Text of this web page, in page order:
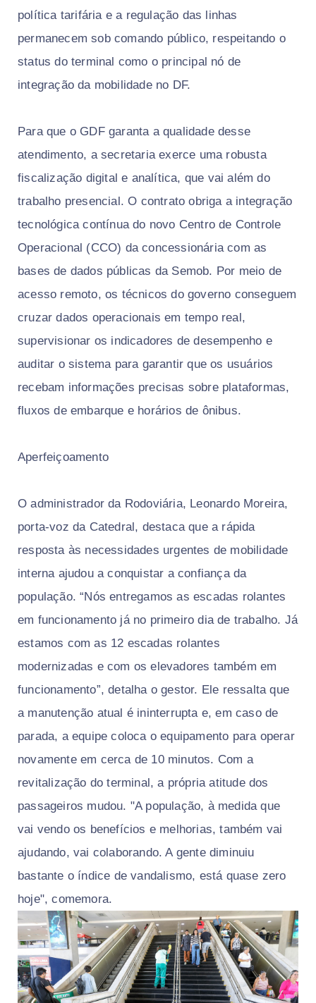
política tarifária e a regulação das linhas
permanecem sob comando público, respeitando o
status do terminal como o principal nó de
integração da mobilidade no DF.
Para que o GDF garanta a qualidade desse
atendimento, a secretaria exerce uma robusta
fiscalização digital e analítica, que vai além do
trabalho presencial. O contrato obriga a integração
tecnológica contínua do novo Centro de Controle
Operacional (CCO) da concessionária com as
bases de dados públicas da Semob. Por meio de
acesso remoto, os técnicos do governo conseguem
cruzar dados operacionais em tempo real,
supervisionar os indicadores de desempenho e
auditar o sistema para garantir que os usuários
recebam informações precisas sobre plataformas,
fluxos de embarque e horários de ônibus.
Aperfeiçoamento
O administrador da Rodoviária, Leonardo Moreira,
porta-voz da Catedral, destaca que a rápida
resposta às necessidades urgentes de mobilidade
interna ajudou a conquistar a confiança da
população. “Nós entregamos as escadas rolantes
em funcionamento já no primeiro dia de trabalho. Já
estamos com as 12 escadas rolantes
modernizadas e com os elevadores também em
funcionamento”, detalha o gestor. Ele ressalta que
a manutenção atual é ininterrupta e, em caso de
parada, a equipe coloca o equipamento para operar
novamente em cerca de 10 minutos. Com a
revitalização do terminal, a própria atitude dos
passageiros mudou. "A população, à medida que
vai vendo os benefícios e melhorias, também vai
ajudando, vai colaborando. A gente diminuiu
bastante o índice de vandalismo, está quase zero
hoje", comemora.